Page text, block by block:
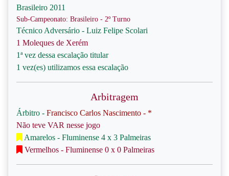
Brasileiro 2011
Sub-Campeonato: Brasileiro - 2º Turno
Técnico Adversário - Luiz Felipe Scolari
1 Moleques de Xerém
1ª vez dessa escalação titular
1 vez(es) utilizamos essa escalação
Arbitragem
Árbitro - Francisco Carlos Nascimento - *
Não teve VAR nesse jogo
Amarelos - Fluminense 4 x 3 Palmeiras
Vermelhos - Fluminense 0 x 0 Palmeiras